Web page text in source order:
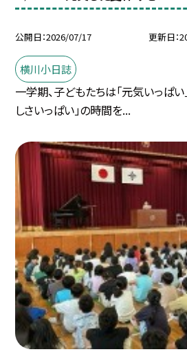
公開日 2026/07/17 更新日
横川小日誌
一学期、子どもたちは「元気いっぱい
しさいっぱい」の時間を...